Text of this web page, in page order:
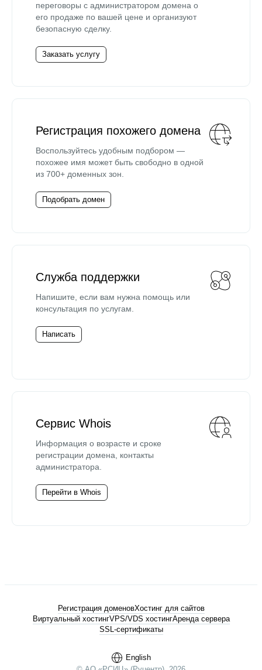
переговоры с администратором домена о
его продаже по вашей цене и организуют
безопасную сделку.
Заказать услугу
Регистрация похожего домена
Воспользуйтесь удобным подбором —
похожее имя может быть свободно в одной
из 700+ доменных зон.
Подобрать домен
Служба поддержки
Напишите, если вам нужна помощь или
консультация по услугам.
Написать
Сервис Whois
Информация о возрасте и сроке
регистрации домена, контакты
администратора.
Перейти в Whois
English
Регистрация доменовХостинг для сайтов
Виртуальный хостингVPS/VDS хостингАренда сервера
SSL-сертификаты